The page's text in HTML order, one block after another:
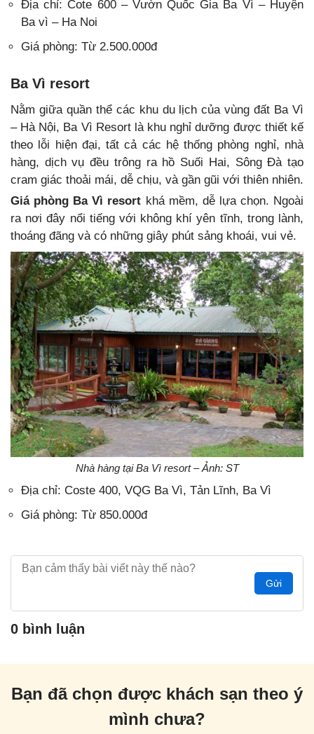
Địa chỉ: Cote 600 – Vườn Quốc Gia Ba Vì – Huyện
Ba vì – Ha Noi
Giá phòng: Từ 2.500.000đ
Ba Vì resort
Nằm giữa quần thể các khu du lịch của vùng đất Ba Vì
– Hà Nội, Ba Vì Resort là khu nghỉ dưỡng được thiết kế
theo lỗi hiện đại, tất cả các hệ thống phòng nghỉ, nhà
hàng, dịch vụ đều trông ra hồ Suối Hai, Sông Đà tạo
cram giác thoải mái, dễ chịu, và gần gũi với thiên nhiên.
Giá phòng Ba Vì resort khá mềm, dễ lựa chọn. Ngoài
ra nơi đây nổi tiếng với không khí yên tĩnh, trong lành,
thoáng đãng và có những giây phút sảng khoái, vui vẻ.
Nhà hàng tại Ba Vì resort – Ảnh: ST
Địa chỉ: Coste 400, VQG Ba Vì, Tản Lĩnh, Ba Vì
Giá phòng: Từ 850.000đ
Gửi
0 bình luận
Bạn đã chọn được khách sạn theo ý
mình chưa?